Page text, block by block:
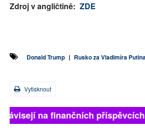
Zdroj v angličtině: ZDE
Donald Trump | Rusko za Vladimíra
Vytisknout
na finančních příspěvcích